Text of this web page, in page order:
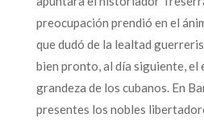
preocupación prendió en el
que dudó de la lealtad
bien pronto, al día siguiente, el
grandeza de los cubanos. En
presentes los nobles